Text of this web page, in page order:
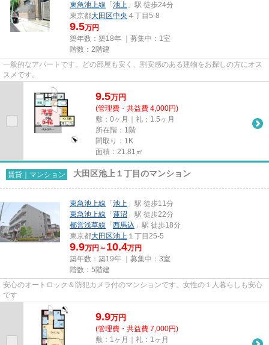
東急池上線 「 池上 」駅 徒歩24分
東京都大田区中央 ４丁目5-8
9.5万円
築年数：築18年 ｜募集中： 1室
階数：2階建
一般的なアパートです。どの部屋も安く、割安感のある建物をお探しの方にオス
スメです。
9.5万円
(管理費・共益費 4,000円)
敷：0ヶ月｜礼：1.5ヶ月
所在階：1階
間取り：1K
面積：21.81㎡
賃貸｜マンション 大田区池上１丁目のマンション
東急池上線 「 池上 」駅 徒歩11分
東急池上線 「 蓮沼 」駅 徒歩22分
都営浅草線 「 西馬込 」駅 徒歩18分
東京都大田区池上 １丁目25-5
9.9万円～ 10.4万円
築年数：築19年 ｜募集中： 3室
階数：5階建
安心のオートロック＆防犯カメラ付のマンションです。女性の１人暮らしも安心
です
9.9万円
(管理費・共益費 7,000円)
敷：1ヶ月｜礼：1ヶ月